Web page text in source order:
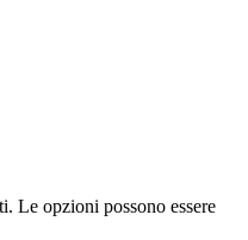
Le opzioni possono essere